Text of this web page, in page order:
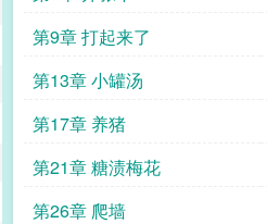
第9章 打起来了
第13章 小罐汤
第17章 养猪
第21章 糖渍梅花
第26章 爬墙